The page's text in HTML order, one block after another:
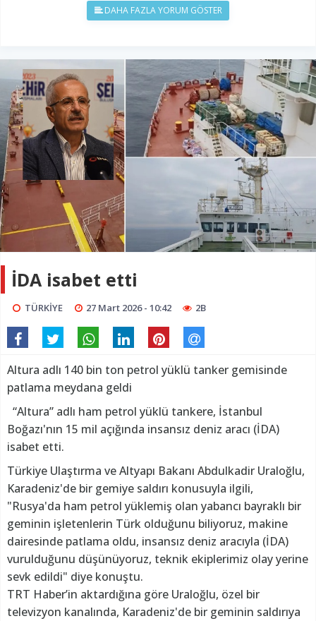
DAHA FAZLA YORUM GÖSTER
İDA isabet etti
TÜRKİYE 27 Mart 2026 - 10:42 2B
Altura adlı 140 bin ton petrol yüklü tanker gemisinde
patlama meydana geldi
“Altura” adlı ham petrol yüklü tankere, İstanbul
Boğazı'nın 15 mil açığında insansız deniz aracı (İDA)
isabet etti.
Türkiye Ulaştırma ve Altyapı Bakanı Abdulkadir Uraloğlu,
Karadeniz'de bir gemiye saldırı konusuyla ilgili,
"Rusya'da ham petrol yüklemiş olan yabancı bayraklı bir
geminin işletenlerin Türk olduğunu biliyoruz, makine
dairesinde patlama oldu, insansız deniz aracıyla (İDA)
vurulduğunu düşünüyoruz, teknik ekiplerimiz olay yerine
sevk edildi" diye konuştu.
TRT Haber’in aktardığına göre Uraloğlu, özel bir
televizyon kanalında, Karadeniz'de bir geminin saldırıya